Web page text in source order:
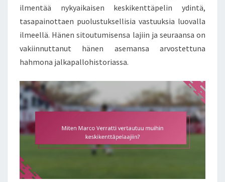
ilmentää nykyaikaisen keskikenttäpelin ydintä,
tasapainottaen puolustuksellisia vastuuksia luovalla
ilmeellä. Hänen sitoutumisensa lajiin ja seuraansa on
vakiinnuttanut hänen asemansa arvostettuna
hahmona jalkapallohistoriassa.